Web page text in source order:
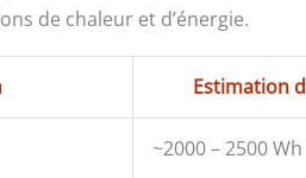
de chaleur et d’énergie.
Estimation
~2000 – 2500 Wh